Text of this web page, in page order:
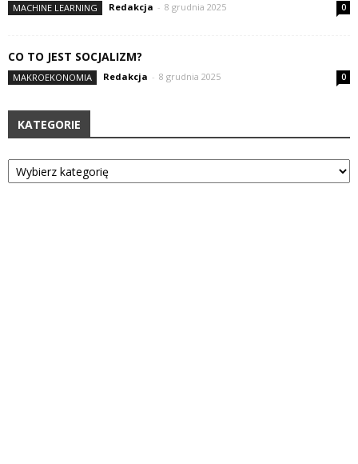
MACHINE LEARNING Redakcja - 8 grudnia 2025 0
CO TO JEST SOCJALIZM?
MAKROEKONOMIA Redakcja - 8 grudnia 2025 0
KATEGORIE
Kategorie